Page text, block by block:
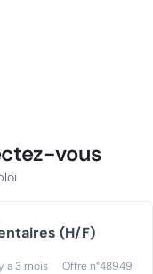
vous
(H/F)
a 3 mois Offre n°48949